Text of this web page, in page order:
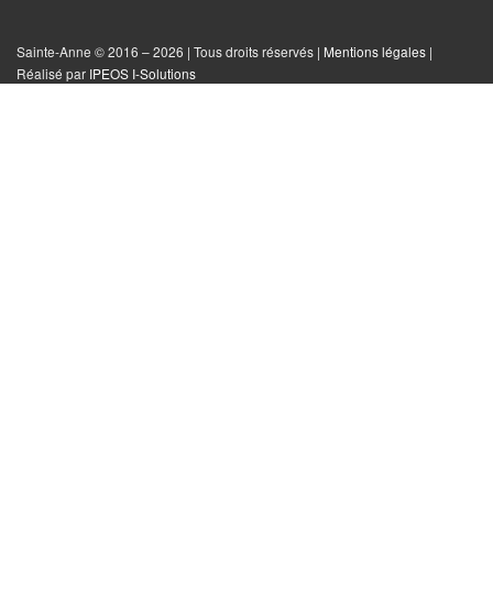
Facebook
Instagram
Twitterle
site
Sainte-Anne © 2016 – 2026 | Tous droits réservés | Mentions légales |
Réalisé par IPEOS I-Solutions
Réinitialiser